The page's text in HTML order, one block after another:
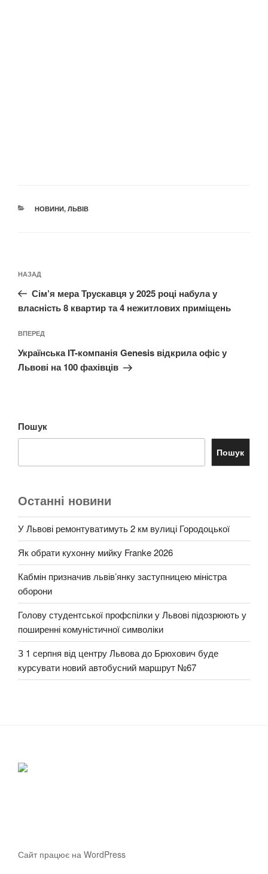
КАТЕГОРІЇ
НОВИНИ, ЛЬВІВ
записів
Попередній
запис:
НАЗАД
Сім’я мера Трускавця у 2025 році набула у
власність 8 квартир та 4 нежитлових приміщень
Наступний
запис
ВПЕРЕД
Українська IT-компанія Genesis відкрила офіс у
Львові на 100 фахівців
Пошук
Пошук
Останні новини
У Львові ремонтуватимуть 2 км вулиці Городоцької
Як обрати кухонну мийку Franke 2026
Кабмін призначив львів’янку заступницею міністра
оборони
Голову студентської профспілки у Львові підозрюють у
поширенні комуністичної символіки
З 1 серпня від центру Львова до Брюхович буде
курсувати новий автобусний маршрут №67
Сайт працює на WordPress